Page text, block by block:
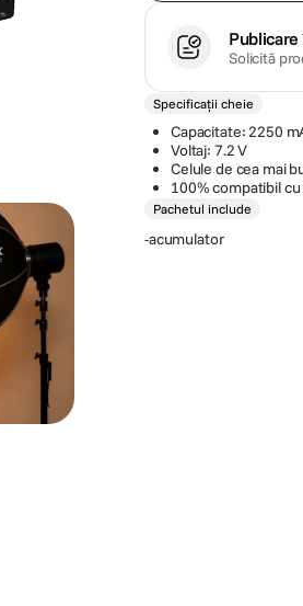
Publicare
Solicită
Specificații cheie
Capacitate: 2250
Voltaj: 7.2 V
Celule de cea mai
100% compatibil
Pachetul include
-acumulator